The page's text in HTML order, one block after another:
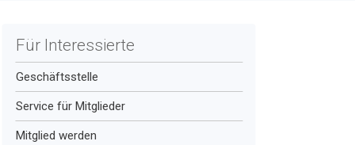
Für Interessierte
Geschäftsstelle
Service für Mitglieder
Mitglied werden